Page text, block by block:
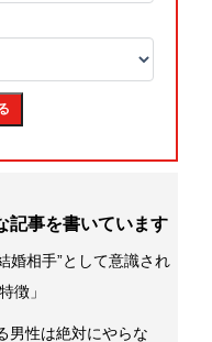
記事を書いています
婚相手”として意識され
徴」
男性は絶対にやらな